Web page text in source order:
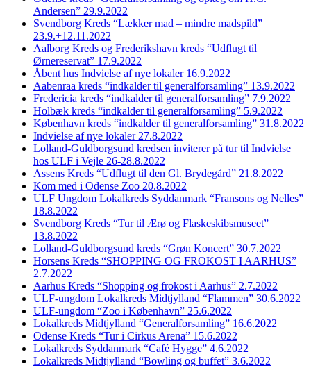
Andersen” 29.9.2022
Svendborg Kreds “Lækker mad – mindre madspild”
23.9.+12.11.2022
Aalborg Kreds og Frederikshavn kreds “Udflugt til
Ørnereservat” 17.9.2022
Åbent hus Indvielse af nye lokaler 16.9.2022
Aabenraa kreds “indkalder til generalforsamling” 13.9.2022
Fredericia kreds “indkalder til generalforsamling” 7.9.2022
Holbæk kreds “indkalder til generalforsamling” 5.9.2022
København kreds “indkalder til generalforsamling” 31.8.2022
Indvielse af nye lokaler 27.8.2022
Lolland-Guldborgsund kredsen inviterer på tur til Indvielse
hos ULF i Vejle 26-28.8.2022
Assens Kreds “Udflugt til den Gl. Brydegård” 21.8.2022
Kom med i Odense Zoo 20.8.2022
ULF Ungdom Lokalkreds Syddanmark “Fransons og Nelles”
18.8.2022
Svendborg Kreds “Tur til Ærø og Flaskeskibsmuseet”
13.8.2022
Lolland-Guldborgsund kreds “Grøn Koncert” 30.7.2022
Horsens Kreds “SHOPPING OG FROKOST I AARHUS”
2.7.2022
Aarhus Kreds “Shopping og frokost i Aarhus” 2.7.2022
ULF-ungdom Lokalkreds Midtjylland “Flammen” 30.6.2022
ULF-ungdom “Zoo i København” 25.6.2022
Lokalkreds Midtjylland “Generalforsamling” 16.6.2022
Odense Kreds “Tur i Cirkus Arena” 15.6.2022
Lokalkreds Syddanmark “Café Hygge” 4.6.2022
Lokalkreds Midtjylland “Bowling og buffet” 3.6.2022